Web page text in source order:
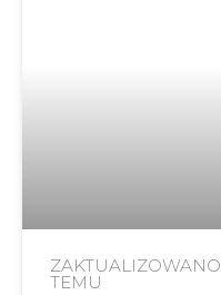
ZAKTUALIZOWANO
TEMU